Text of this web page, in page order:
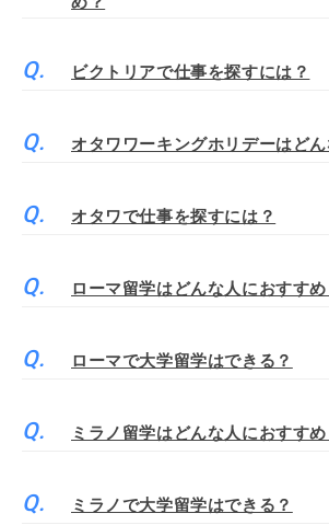
ビクトリアで仕事を探すには？
オタワワーキングホリデーはど
オタワで仕事を探すには？
ローマ留学はどんな人におすすめ
ローマで大学留学はできる？
ミラノ留学はどんな人におすすめ
ミラノで大学留学はできる？